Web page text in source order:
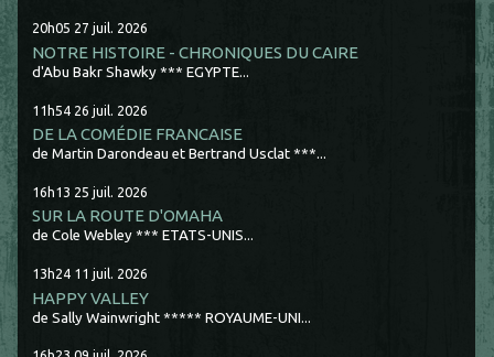
20h05 27 juil. 2026
NOTRE HISTOIRE - CHRONIQUES DU CAIRE
d'Abu Bakr Shawky *** EGYPTE...
11h54 26 juil. 2026
DE LA COMÉDIE FRANCAISE
de Martin Darondeau et Bertrand Usclat ***...
16h13 25 juil. 2026
SUR LA ROUTE D'OMAHA
de Cole Webley *** ETATS-UNIS...
13h24 11 juil. 2026
HAPPY VALLEY
de Sally Wainwright ***** ROYAUME-UNI...